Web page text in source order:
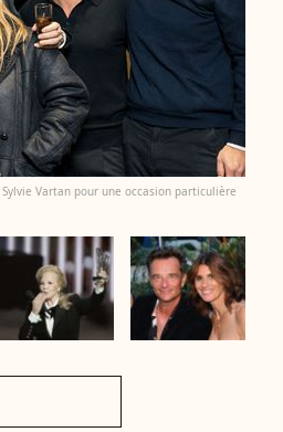
Vartan pour une occasion particulière